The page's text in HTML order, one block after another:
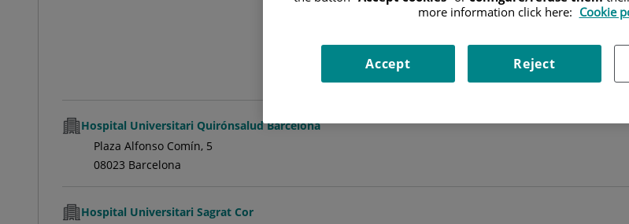
ANESTESIOLOGÍA Y REANIMACIÓN
Hospital Universitari Quirónsalud Barcelona
Plaza Alfonso Comín, 5
08023 Barcelona
Hospital Universitari Sagrat Cor
more information click here: Cookie
Reject
Accept